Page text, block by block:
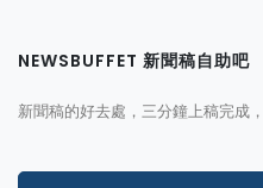
NEWSBUFFET 新聞稿自助吧
新聞稿的好去處，三分鐘上稿完成